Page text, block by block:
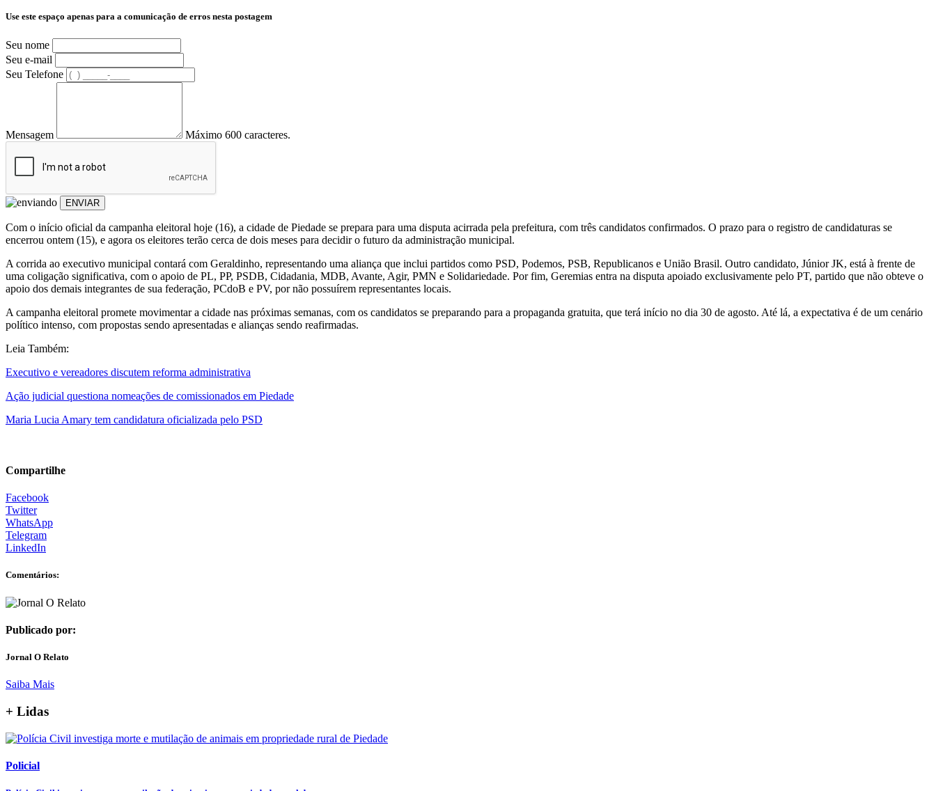
Use este espaço apenas para a comunicação de erros nesta postagem
Seu nome
Seu e-mail
Seu Telefone
Mensagem Máximo 600 caracteres.
ENVIAR
Com o início oficial da campanha eleitoral hoje (16), a cidade de Piedade se prepara para uma disputa acirrada pela prefeitura, com três candidatos confirmados. O prazo para o registro de candidaturas se
encerrou ontem (15), e agora os eleitores terão cerca de dois meses para decidir o futuro da administração municipal.
A corrida ao executivo municipal contará com Geraldinho, representando uma aliança que inclui partidos como PSD, Podemos, PSB, Republicanos e União Brasil. Outro candidato, Júnior JK, está à frente de
uma coligação significativa, com o apoio de PL, PP, PSDB, Cidadania, MDB, Avante, Agir, PMN e Solidariedade. Por fim, Geremias entra na disputa apoiado exclusivamente pelo PT, partido que não obteve o
apoio dos demais integrantes de sua federação, PCdoB e PV, por não possuírem representantes locais.
A campanha eleitoral promete movimentar a cidade nas próximas semanas, com os candidatos se preparando para a propaganda gratuita, que terá início no dia 30 de agosto. Até lá, a expectativa é de um cenário
político intenso, com propostas sendo apresentadas e alianças sendo reafirmadas.
Leia Também:
Executivo e vereadores discutem reforma administrativa
Ação judicial questiona nomeações de comissionados em Piedade
Maria Lucia Amary tem candidatura oficializada pelo PSD
Compartilhe
Facebook
Twitter
WhatsApp
Telegram
LinkedIn
Comentários:
Publicado por:
Jornal O Relato
Saiba Mais
+ Lidas
Policial